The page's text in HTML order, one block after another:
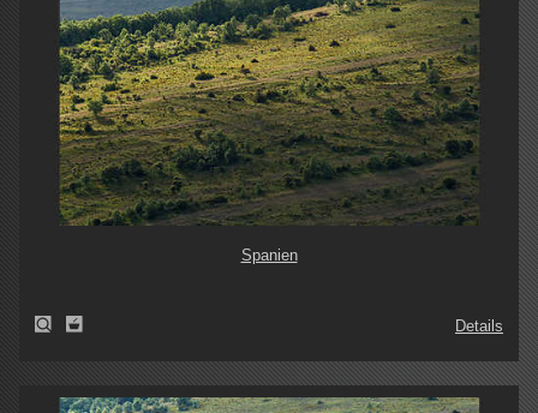
Spanien
Details